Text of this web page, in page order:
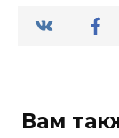
Вам